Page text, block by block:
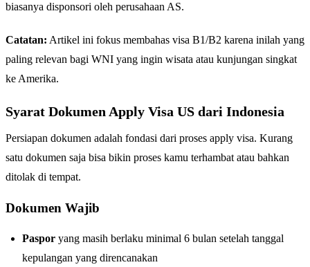
biasanya disponsori oleh perusahaan AS.
Catatan: Artikel ini fokus membahas visa B1/B2 karena inilah yang
paling relevan bagi WNI yang ingin wisata atau kunjungan singkat
ke Amerika.
Syarat Dokumen Apply Visa US dari Indonesia
Persiapan dokumen adalah fondasi dari proses apply visa. Kurang
satu dokumen saja bisa bikin proses kamu terhambat atau bahkan
ditolak di tempat.
Dokumen Wajib
Paspor yang masih berlaku minimal 6 bulan setelah tanggal
kepulangan yang direncanakan